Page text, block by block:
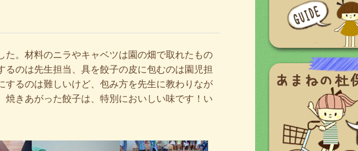
た。材料のニラやキャベツは園の畑で取れたもの
るのは先生担当、具を餃子の皮に包むのは園児担
するのは難しいけど、包み方を先生に教わりなが
焼きあがった餃子は、特別においしい味です！い